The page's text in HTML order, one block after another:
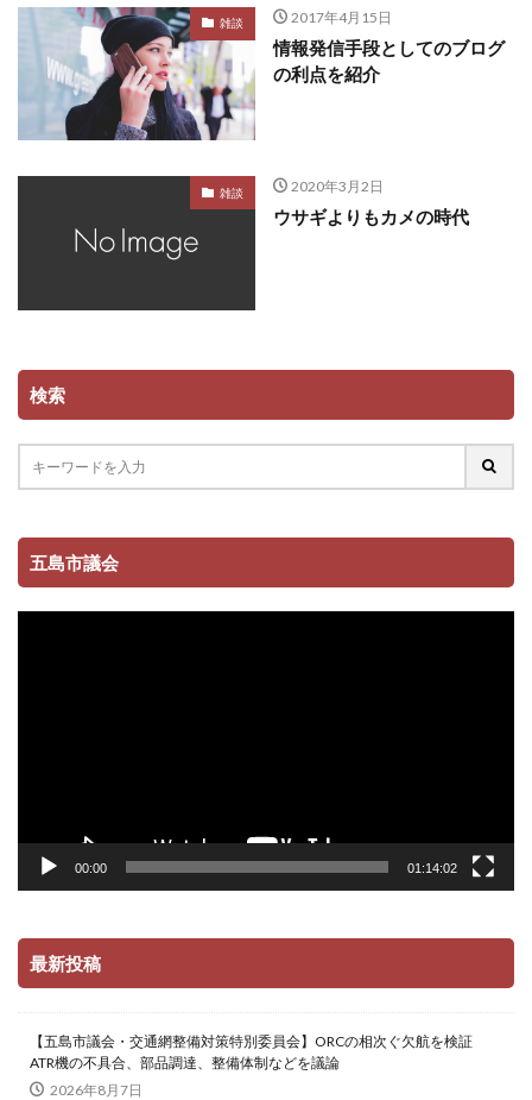
雑談 2017年4月15日
情報発信手段としてのブログ
の利点を紹介
雑談 2020年3月2日
ウサギよりもカメの時代
検索
五島市議会
動
00:00 01:14:02
最新投稿
【五島市議会・交通網整備対策特別委員会】ORCの相次ぐ欠航を検証
ATR機の不具合、部品調達、整備体制などを議論
2026年8月7日